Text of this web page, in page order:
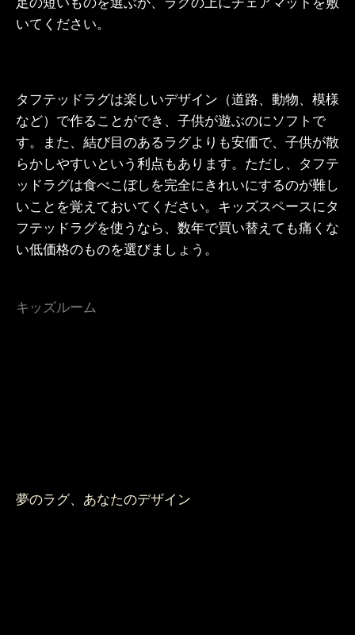
いてください。
タフテッドラグは楽しいデザイン（道路、動物、模様
など）で作ることができ、子供が遊ぶのにソフトで
す。また、結び目のあるラグよりも安価で、子供が散
らかしやすいという利点もあります。ただし、タフテ
ッドラグは食べこぼしを完全にきれいにするのが難し
いことを覚えておいてください。キッズスペースにタ
フテッドラグを使うなら、数年で買い替えても痛くな
い低価格のものを選びましょう。
キッズルーム
夢のラグ、あなたのデザイン